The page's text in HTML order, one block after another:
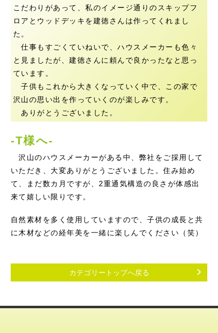
こだわりがあって、私のイメージ通りのスキップフ
ロアとウッドデッキを建徳さんは作ってくれまし
た。
仕事もすごくていねいで、ハウスメーカーも色々
と見ましたが、建徳さんに頼んで良かったなと思っ
ています。
子供もこれから大きくなっていく中で、この家で
沢山の思い出を作っていくのが楽しみです。
ありがとうございました。
-T様へ-
沢山のハウスメーカーがある中、弊社をご採用して
いただき、大変ありがとうございました。住み始め
て、まだ数カ月ですが、2重通気構造の良さが体感出
来て嬉しい限りです。
自然素材を多く使用していますので、子供の成長と共
に木材などの経年美を一緒に楽しんでください（笑）
カテゴリートップへ戻る